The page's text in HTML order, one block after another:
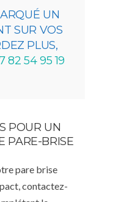
UN
SUR VOS
PLUS,
82 54 95 19
POUR UN
PARE-BRISE
pare brise
contactez-